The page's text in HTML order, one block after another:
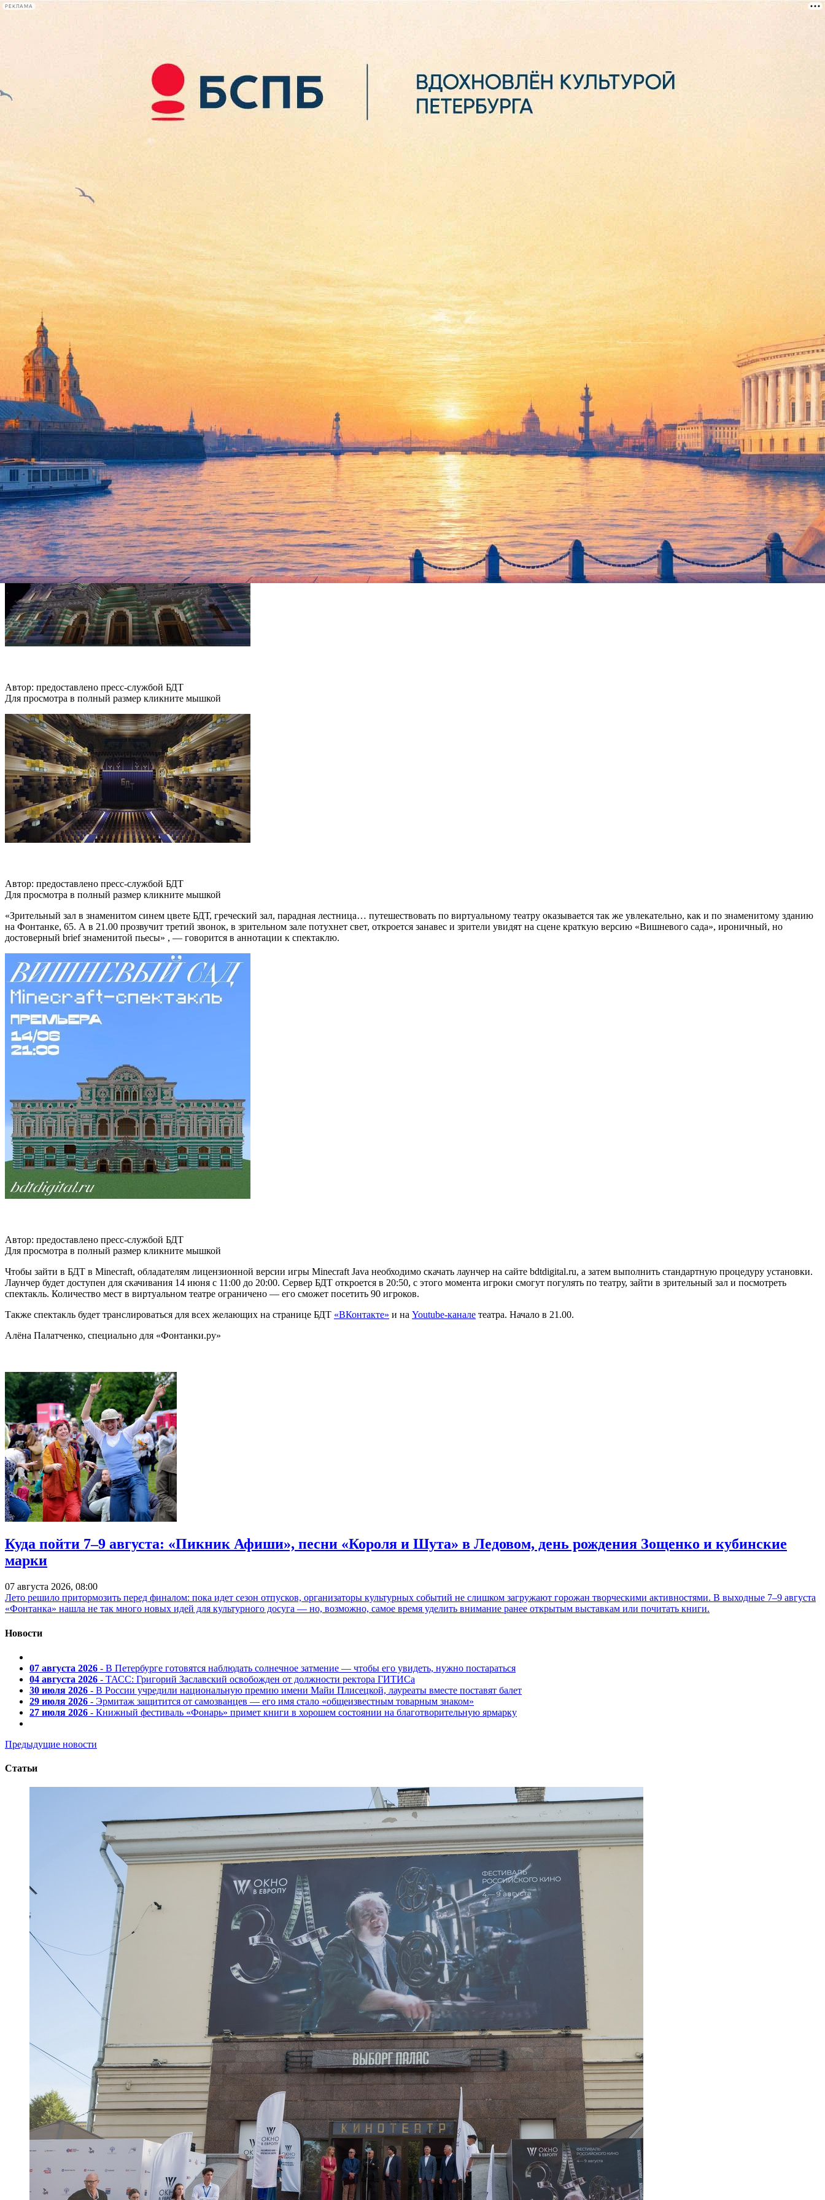
РЕКЛАМА
лекции
книги
В игре Minecraft появилась копия БДТ. В виртуальном театре покажут первый Minecraft-
спектакль в России
13 июня 2020, 17:00 Версия для печати
Большой драматический театр обзаведется еще одной сценой: копия основного здания театра появилась в игровой вселенной Minecraft. Здесь 14 июня пройдет премьера спектакля «Вишневый
сад» по мотивам пьесы Антона Чехова. Постановщик — молодой режиссер Эдгар Закарян.
В спектакле примут участие Ирина Патракова, Виктор Княжев, Максим Бравцов и Алексей Фурманов. Артисты БДТ вместе с ботом-зомби будут в реальном времени играть и озвучивать
своих персонажей. Спектакль продлится 15 минут и станет первой постановкой в серии Minecraft-спектаклей по мотивам произведений из школьной программы.
Прежде чем прозвенит третий звонок и поднимется занавес, игроки и зрители получат возможность погулять по виртуальному БДТ и увидеть его прославленные интерьеры. Копию здания на
Фонтанке, 65 выстроили в игровой вселенной игроки Minecraft под руководством архитектора Андрея Воронова.
Автор: предоставлено пресс-службой БДТ
Для просмотра в полный размер кликните мышкой
Автор: предоставлено пресс-службой БДТ
Для просмотра в полный размер кликните мышкой
«Зрительный зал в знаменитом синем цвете БДТ, греческий зал, парадная лестница… путешествовать по виртуальному театру оказывается так же увлекательно, как и по знаменитому зданию
на Фонтанке, 65. А в 21.00 прозвучит третий звонок, в зрительном зале потухнет свет, откроется занавес и зрители увидят на сцене краткую версию «Вишневого сада», ироничный, но
достоверный brief знаменитой пьесы» , — говорится в аннотации к спектаклю.
Автор: предоставлено пресс-службой БДТ
Для просмотра в полный размер кликните мышкой
Чтобы зайти в БДТ в Minecraft, обладателям лицензионной версии игры Minecraft Java необходимо скачать лаунчер на сайте bdtdigital.ru, а затем выполнить стандартную процедуру установки.
Лаунчер будет доступен для скачивания 14 июня с 11:00 до 20:00. Сервер БДТ откроется в 20:50, с этого момента игроки смогут погулять по театру, зайти в зрительный зал и посмотреть
спектакль. Количество мест в виртуальном театре ограничено — его сможет посетить 90 игроков.
Также спектакль будет транслироваться для всех желающих на странице БДТ «ВКонтакте» и на Youtube-канале театра. Начало в 21.00.
Алёна Палатченко, специально для «Фонтанки.ру»
Куда пойти 7–9 августа: «Пикник Афиши», песни «Короля и Шута» в Ледовом, день рождения Зощенко и кубинские
марки
07 августа 2026, 08:00
Лето решило притормозить перед финалом: пока идет сезон отпусков, организаторы культурных событий не слишком загружают горожан творческими активностями. В выходные 7–9 августа
«Фонтанка» нашла не так много новых идей для культурного досуга — но, возможно, самое время уделить внимание ранее открытым выставкам или почитать книги.
Новости
07 августа 2026 - В Петербурге готовятся наблюдать солнечное затмение — чтобы его увидеть, нужно постараться
04 августа 2026 - ТАСС: Григорий Заславский освобожден от должности ректора ГИТИСа
30 июля 2026 - В России учредили национальную премию имени Майи Плисецкой, лауреаты вместе поставят балет
29 июля 2026 - Эрмитаж защитится от самозванцев — его имя стало «общеизвестным товарным знаком»
27 июля 2026 - Книжный фестиваль «Фонарь» примет книги в хорошем состоянии на благотворительную ярмарку
Предыдущие новости
Статьи